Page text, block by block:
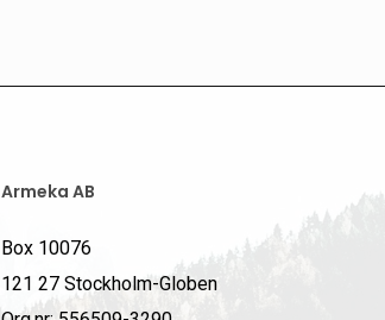
Armeka AB
Box 10076
121 27 Stockholm-Globen